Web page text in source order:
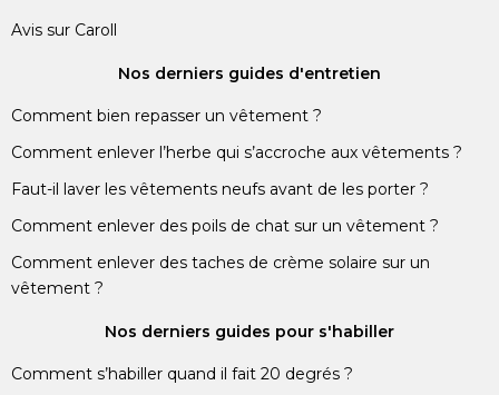
Avis sur Caroll
Nos derniers guides d'entretien
Comment bien repasser un vêtement ?
Comment enlever l’herbe qui s’accroche aux vêtements ?
Faut-il laver les vêtements neufs avant de les porter ?
Comment enlever des poils de chat sur un vêtement ?
Comment enlever des taches de crème solaire sur un
vêtement ?
Nos derniers guides pour s'habiller
Comment s’habiller quand il fait 20 degrés ?